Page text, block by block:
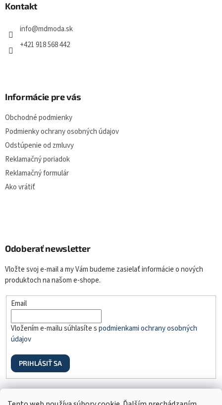
Kontakt
info@mdmoda.sk
+421 918 568 442
Informácie pre vás
Obchodné podmienky
Podmienky ochrany osobných údajov
Odstúpenie od zmluvy
Reklamačný poriadok
Reklamačný formulár
Ako vrátiť
Odoberať newsletter
Vložte svoj e-mail a my Vám budeme zasielať informácie o nových
produktoch na našom e-shope.
Email
Vložením e-mailu súhlasíte spodmienkami ochrany osobných
údajov
PRIHLÁSIŤ SA